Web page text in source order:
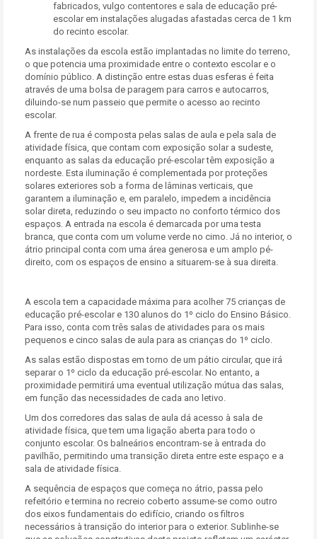
fabricados, vulgo contentores e sala de educação pré-
escolar em instalações alugadas afastadas cerca de 1 km
do recinto escolar.
As instalações da escola estão implantadas no limite do terreno,
o que potencia uma proximidade entre o contexto escolar e o
domínio público. A distinção entre estas duas esferas é feita
através de uma bolsa de paragem para carros e autocarros,
diluindo-se num passeio que permite o acesso ao recinto
escolar.
A frente de rua é composta pelas salas de aula e pela sala de
atividade física, que contam com exposição solar a sudeste,
enquanto as salas da educação pré-escolar têm exposição a
nordeste. Esta iluminação é complementada por proteções
solares exteriores sob a forma de lâminas verticais, que
garantem a iluminação e, em paralelo, impedem a incidência
solar direta, reduzindo o seu impacto no conforto térmico dos
espaços. A entrada na escola é demarcada por uma testa
branca, que conta com um volume verde no cimo. Já no interior, o
átrio principal conta com uma área generosa e um amplo pé-
direito, com os espaços de ensino a situarem-se à sua direita.
A escola tem a capacidade máxima para acolher 75 crianças de
educação pré-escolar e 130 alunos do 1º ciclo do Ensino Básico.
Para isso, conta com três salas de atividades para os mais
pequenos e cinco salas de aula para as crianças do 1º ciclo.
As salas estão dispostas em torno de um pátio circular, que irá
separar o 1º ciclo da educação pré-escolar. No entanto, a
proximidade permitirá uma eventual utilização mútua das salas,
em função das necessidades de cada ano letivo.
Um dos corredores das salas de aula dá acesso à sala de
atividade física, que tem uma ligação aberta para todo o
conjunto escolar. Os balneários encontram-se à entrada do
pavilhão, permitindo uma transição direta entre este espaço e a
sala de atividade física.
A sequência de espaços que começa no átrio, passa pelo
refeitório e termina no recreio coberto assume-se como outro
dos eixos fundamentais do edifício, criando os filtros
necessários à transição do interior para o exterior. Sublinhe-se